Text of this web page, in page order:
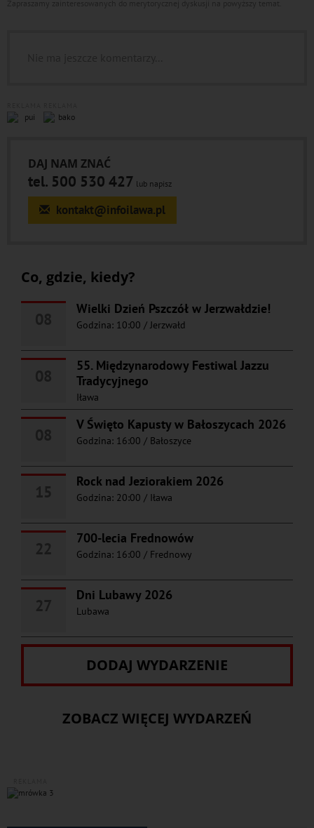
DAJ NAM ZNAĆ
tel. 500 530 427 lub napisz
kontakt@infoilawa.pl
Co, gdzie, kiedy?
Wielki Dzień Pszczół w Jerzwałdzie!
Godzina: 10:00 / Jerzwałd
55. Międzynarodowy Festiwal Jazzu
Tradycyjnego
Iława
V Święto Kapusty w Bałoszycach 2026
Godzina: 16:00 / Bałoszyce
Rock nad Jeziorakiem 2026
Godzina: 20:00 / Iława
700-lecia Frednowów
Godzina: 16:00 / Frednowy
Dni Lubawy 2026
Lubawa
DODAJ WYDARZENIE
ZOBACZ WIĘCEJ WYDARZEŃ